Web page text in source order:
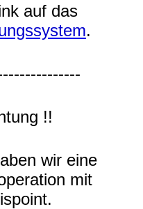
auf das
.
!!
wir eine
mit